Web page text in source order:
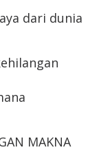
dari dunia
MAKNA